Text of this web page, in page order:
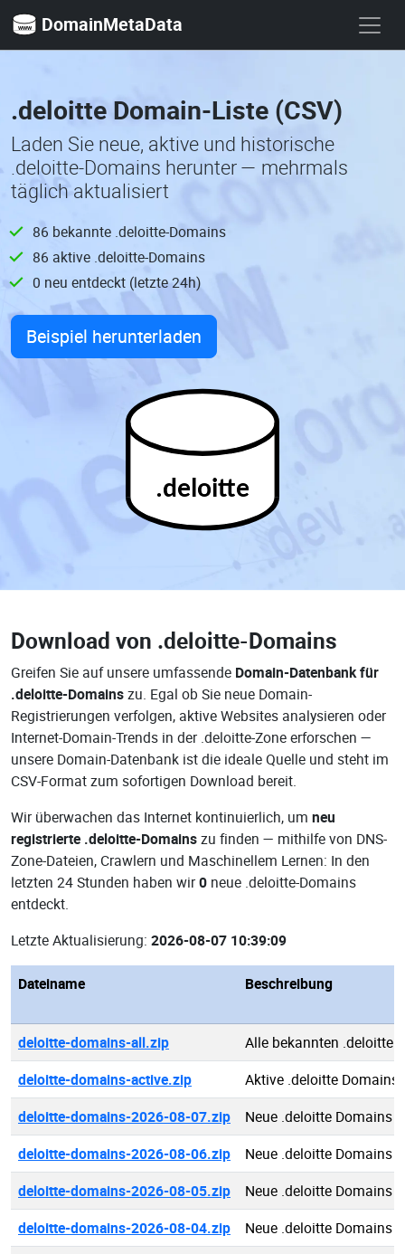
DomainMetaData
.deloitte Domain-Liste (CSV)
Laden Sie neue, aktive und historische
.deloitte-Domains herunter — mehrmals
täglich aktualisiert
86 bekannte .deloitte-Domains
86 aktive .deloitte-Domains
0 neu entdeckt (letzte 24h)
Beispiel herunterladen
.deloitte
Download von .deloitte-Domains
Greifen Sie auf unsere umfassende Domain-Datenbank für
.deloitte-Domainszu. Egal ob Sie neue Domain-
Registrierungen verfolgen, aktive Websites analysieren oder
Internet-Domain-Trends in der .deloitte-Zone erforschen —
unsere Domain-Datenbank ist die ideale Quelle und steht im
CSV-Format zum sofortigen Download bereit.
Wir überwachen das Internet kontinuierlich, um neu
registrierte .deloitte-Domainszu finden — mithilfe von DNS-
Zone-Dateien, Crawlern und Maschinellem Lernen: In den
letzten 24 Stunden haben wir0 neue .deloitte-Domains
entdeckt.
Letzte Aktualisierung: 2026-08-07 10:39:09
Dateiname Beschreibung
deloitte-domains-all.zip
Alle bekannten .deloitte
deloitte-domains-active.zip
Aktive .deloitte Domains
deloitte-domains-2026-08-07.zip
Neue .deloitte Domains
deloitte-domains-2026-08-06.zip
Neue .deloitte Domains
deloitte-domains-2026-08-05.zip
Neue .deloitte Domains
deloitte-domains-2026-08-04.zip
Neue .deloitte Domains